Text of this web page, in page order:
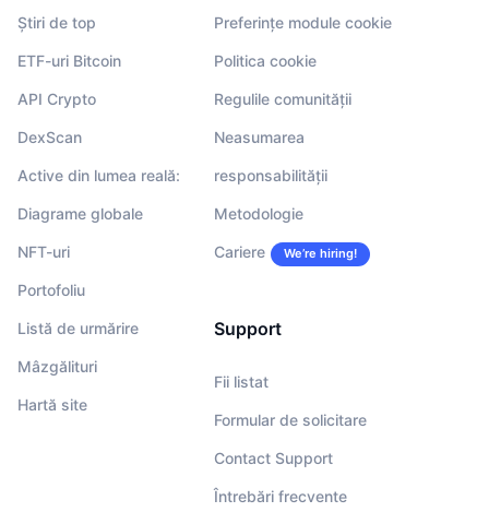
Știri de top
ETF-uri Bitcoin
API Crypto
DexScan
Active din lumea reală:
Diagrame globale
NFT-uri
Portofoliu
Listă de urmărire
Mâzgălituri
Hartă site
Preferințe module cookie
Politica cookie
Regulile comunității
Neasumarea
responsabilității
Metodologie
Cariere We’re hiring!
Support
Fii listat
Formular de solicitare
Contact Support
Întrebări frecvente